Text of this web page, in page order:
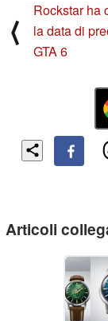
⟨
Rockstar ha
la data di
GTA 6
Articoli